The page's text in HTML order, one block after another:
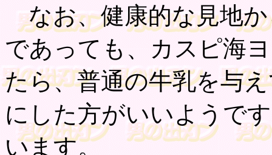
なお、健康的な見地
であっても、カスピ海
たら、普通の牛乳を与
にした方がいいようで
います。